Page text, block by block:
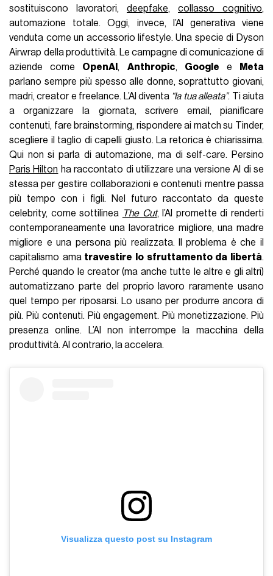
sostituiscono lavoratori, deepfake, collasso cognitivo,
automazione totale. Oggi, invece, l’AI generativa viene
venduta come un accessorio lifestyle. Una specie di Dyson
Airwrap della produttività. Le campagne di comunicazione di
aziende come OpenAI , Anthropic, Google e
Meta
parlano sempre più spesso alle donne, soprattutto giovani,
madri, creator e freelance. L’AI diventa “la tua alleata”. Ti aiuta
a organizzare la giornata, scrivere email, pianificare
contenuti, fare brainstorming, rispondere ai match su Tinder,
scegliere il taglio di capelli giusto. La retorica è chiarissima.
Qui non si parla di automazione, ma di self-care. Persino
Paris Hilton ha raccontato di utilizzare una versione AI di se
stessa per gestire collaborazioni e contenuti mentre passa
più tempo con i figli. Nel futuro raccontato da queste
celebrity, come sottilinea The Cut, l’AI promette di renderti
contemporaneamente una lavoratrice migliore, una madre
migliore e una persona più realizzata. Il problema è che il
capitalismo amatravestire lo sfruttamento da libertà.
Perché quando le creator (ma anche tutte le altre e gli altri)
automatizzano parte del proprio lavoro raramente usano
quel tempo per riposarsi. Lo usano per produrre ancora di
più. Più contenuti. Più engagement. Più monetizzazione. Più
presenza online. L’AI non interrompe la macchina della
produttività. Al contrario, la accelera.
Visualizza questo post su Instagram